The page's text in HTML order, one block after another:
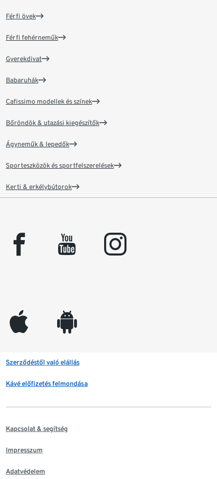
Férfi övek
Férfi fehérneműk
Gyerekdivat
Babaruhák
Cafissimo modellek és színek
Bőröndök & utazási kiegészítők
Ágyneműk & lepedők
Sporteszközök és sportfelszerelések
Kerti & erkélybútorok
facebook youtube instagram
appleinc android
Szerződéstől való elállás
Kávé előfizetés felmondása
Kapcsolat & segítség
Impresszum
Adatvédelem